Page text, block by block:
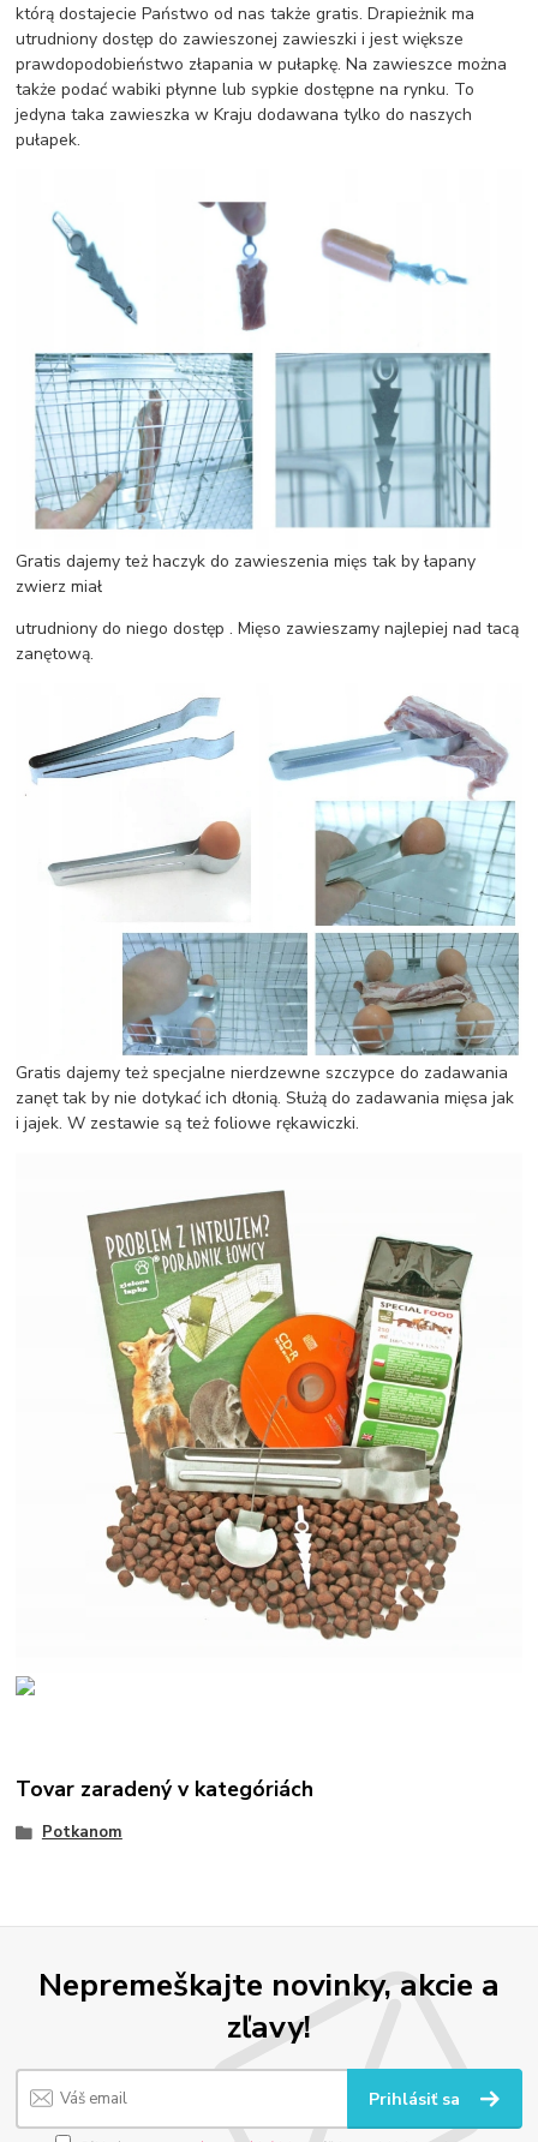
którą dostajecie Państwo od nas także gratis. Drapieżnik ma
utrudniony dostęp do zawieszonej zawieszki i jest większe
prawdopodobieństwo złapania w pułapkę. Na zawieszce można
także podać wabiki płynne lub sypkie dostępne na rynku. To
jedyna taka zawieszka w Kraju dodawana tylko do naszych
pułapek.
Gratis dajemy też haczyk do zawieszenia mięs tak by łapany
zwierz miał
utrudniony do niego dostęp . Mięso zawieszamy najlepiej nad tacą
zanętową.
Gratis dajemy też specjalne nierdzewne szczypce do zadawania
zanęt tak by nie dotykać ich dłonią. Służą do zadawania mięsa jak
i jajek. W zestawie są też foliowe rękawiczki.
Tovar zaradený v kategóriách
Potkanom
Nepremeškajte novinky, akcie a
zľavy!
Prihlásiť sa